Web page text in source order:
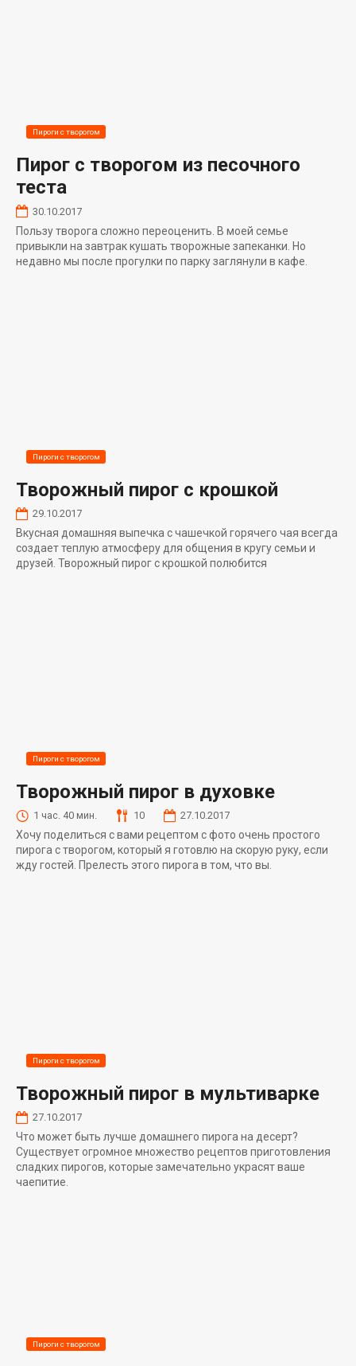
Пироги с творогом
Пирог с творогом из песочного
теста
30.10.2017
Пользу творога сложно переоценить. В моей семье
привыкли на завтрак кушать творожные запеканки. Но
недавно мы после прогулки по парку заглянули в кафе.
Пироги с творогом
Творожный пирог с крошкой
29.10.2017
Вкусная домашняя выпечка с чашечкой горячего чая всегда
создает теплую атмосферу для общения в кругу семьи и
друзей. Творожный пирог с крошкой полюбится
Пироги с творогом
Творожный пирог в духовке
1 час. 40 мин. 10 27.10.2017
Хочу поделиться с вами рецептом с фото очень простого
пирога с творогом, который я готовлю на скорую руку, если
жду гостей. Прелесть этого пирога в том, что вы.
Пироги с творогом
Творожный пирог в мультиварке
27.10.2017
Что может быть лучше домашнего пирога на десерт?
Существует огромное множество рецептов приготовления
сладких пирогов, которые замечательно украсят ваше
чаепитие.
Пироги с творогом